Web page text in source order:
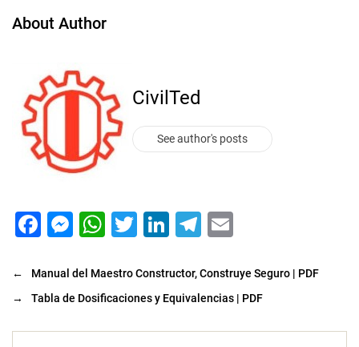
About Author
CivilTed
See author's posts
F
c
e
b
M
s
s
e
W
at
s
A
T
tt
er
Li
k
e
dI
T
e
gr
a
ai
l
←
Manual del Maestro Constructor, Construye Seguro | PDF
→
Tabla de Dosificaciones y Equivalencias | PDF